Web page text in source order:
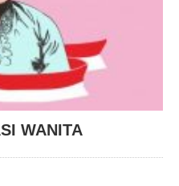
WANITA